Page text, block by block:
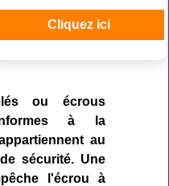
Cliquez ici
ou écrous
à la
au
sécurité. Une
l'écrou à